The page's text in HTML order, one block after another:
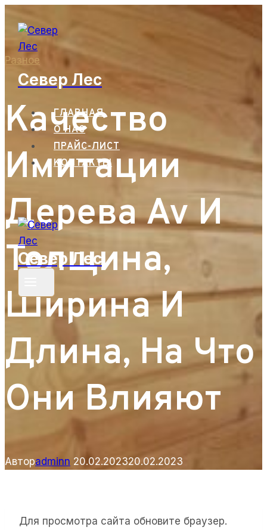
содержанию
Север Лес
ГЛАВНАЯ
О НАС
ПРАЙС-ЛИСТ
КОНТАКТЫ
Север Лес
Разное
Качество
Имитации
Дерева Av И
Толщина,
Ширина И
Длина, На Что
Они Влияют
Авторadminn 20.02.202320.02.2023
Для просмотра сайта обновите браузер.